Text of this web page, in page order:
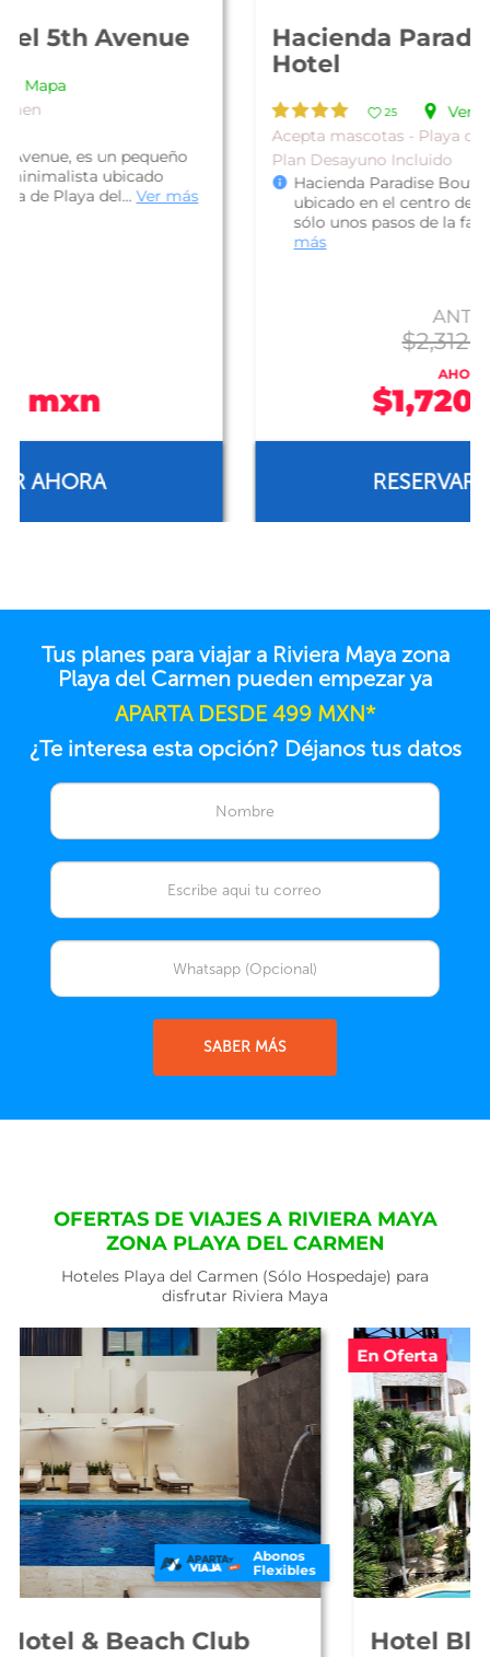
Hacienda Paradise Boutique
Ver Mapa
Acepta mascotas - Playa del Carmen
Plan Desayuno Incluido
Hacienda Paradise Boutique Hotel, está
ubicado en el centro de Playa del Carmen, a
sólo unos pasos de la famosa Quinta Ave...Ver
Tus planes para viajar a Riviera Maya zona
Playa del Carmen pueden empezar ya
APARTA DESDE 499 MXN*
¿Te interesa esta opción? Déjanos tus datos
SABER MÁS
OFERTAS DE VIAJES A RIVIERA MAYA
ZONA PLAYA DEL CARMEN
Hoteles Playa del Carmen (Sólo Hospedaje) para
disfrutar Riviera Maya
En Oferta
Abonos
Flexibles
Hotel Blue Palms